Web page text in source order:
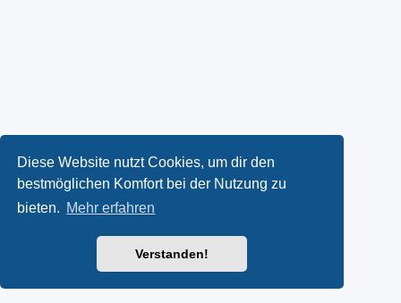
Diese Website nutzt Cookies, um dir den
bestmöglichen Komfort bei der Nutzung zu
bieten. Mehr erfahren
Verstanden!